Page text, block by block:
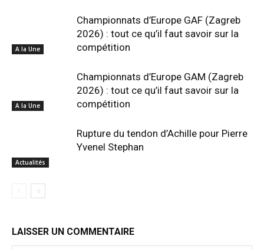
Championnats d’Europe GAF (Zagreb
2026) : tout ce qu’il faut savoir sur la
compétition
Championnats d’Europe GAM (Zagreb
2026) : tout ce qu’il faut savoir sur la
compétition
Rupture du tendon d’Achille pour Pierre
Yvenel Stephan
LAISSER UN COMMENTAIRE